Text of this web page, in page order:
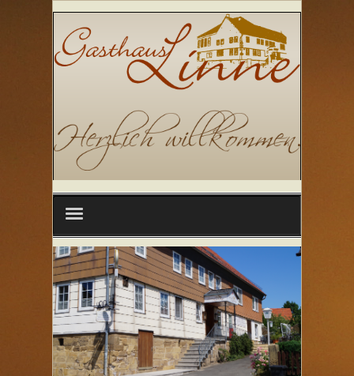
Datenschutz
Kontakt
Impressum
Anfahrt